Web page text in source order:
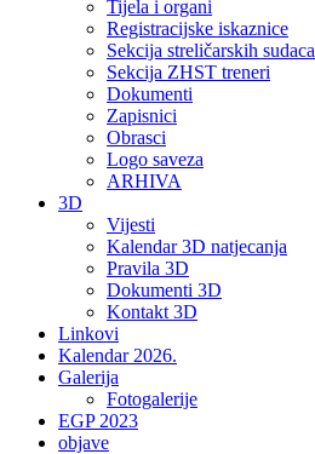
Tijela i organi
Registracijske iskaznice
Sekcija streličarskih sudaca
Sekcija ZHST treneri
Dokumenti
Zapisnici
Obrasci
Logo saveza
ARHIVA
3D
Vijesti
Kalendar 3D natjecanja
Pravila 3D
Dokumenti 3D
Kontakt 3D
Linkovi
Kalendar 2026.
Galerija
Fotogalerije
EGP 2023
objave